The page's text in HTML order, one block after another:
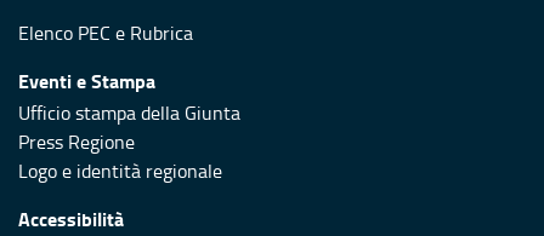
Elenco PEC e Rubrica
Eventi e Stampa
Ufficio stampa della Giunta
Press Regione
Logo e identità regionale
Accessibilità